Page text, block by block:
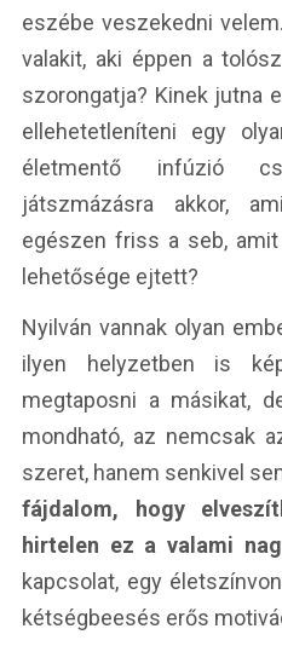
eszébe veszekedni
valakit, aki éppen a
szorongatja? Kinek jutna
ellehetetleníteni egy
életmentő infúzió
játszmázásra akkor,
egészen friss a seb,
lehetősége ejtett?
Nyilván vannak olyan
ilyen helyzetben is
megtaposni a másikat,
mondható, az nemcsak
szeret, hanem senkivel
fájdalom, hogy
hirtelen ez a valami
kapcsolat, egy
kétségbeesés erős